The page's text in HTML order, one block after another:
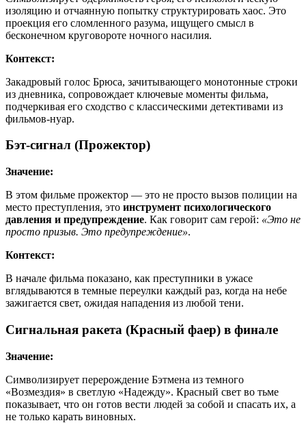
изоляцию и отчаянную попытку структурировать хаос. Это
проекция его сломленного разума, ищущего смысл в
бесконечном круговороте ночного насилия.
Контекст:
Закадровый голос Брюса, зачитывающего монотонные строки
из дневника, сопровождает ключевые моменты фильма,
подчеркивая его сходство с классическими детективами из
фильмов-нуар.
Бэт-сигнал (Прожектор)
Значение:
В этом фильме прожектор — это не просто вызов полиции на
место преступления, это инструмент психологического
давления и предупреждение. Как говорит сам герой: «Это не
просто призыв. Это предупреждение».
Контекст:
В начале фильма показано, как преступники в ужасе
вглядываются в темные переулки каждый раз, когда на небе
зажигается свет, ожидая нападения из любой тени.
Сигнальная ракета (Красный фаер) в финале
Значение:
Символизирует перерождение Бэтмена из темного
«Возмездия» в светлую «Надежду». Красный свет во тьме
показывает, что он готов вести людей за собой и спасать их, а
не только карать виновных.